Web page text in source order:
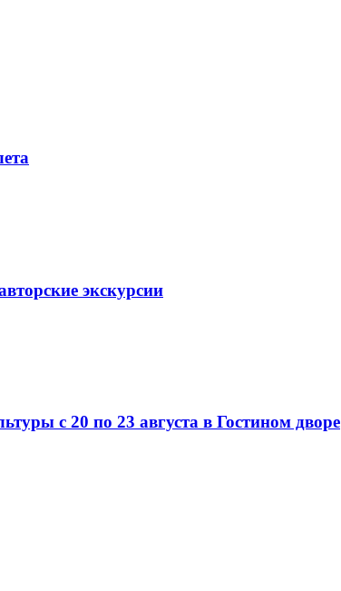
экскурсии
с 20 по 23 августа в Гостином дворе